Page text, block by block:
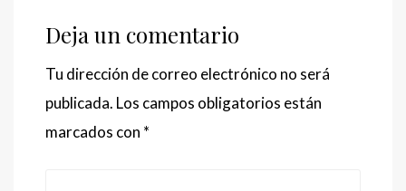
Deja un comentario
Tu dirección de correo electrónico no será
publicada. Los campos obligatorios están
marcados con *